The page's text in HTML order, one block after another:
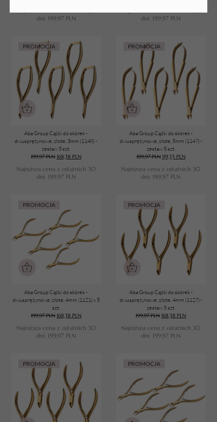
dni: 199,97 PLN
dni: 199,97 PLN
PROMOCJA
Aba Group Cążki do skórek -
dwusprężynowe, złote, 3mm (1148) -
zestaw 5 szt.
199,97PLN 168,38 PLN
Najniższa cena z ostatnich 30
dni: 199,97 PLN
PROMOCJA
Aba Group Cążki do skórek -
dwusprężynowe, złote, 5mm (1147) -
zestaw 5 szt.
199,97PLN 119,33 PLN
Najniższa cena z ostatnich 30
dni: 199,97 PLN
PROMOCJA
Aba Group Cążki do skórek -
dwusprężynowe, złote, 4mm (1121) x 5
szt.
199,97PLN 168,38 PLN
Najniższa cena z ostatnich 30
dni: 199,97 PLN
PROMOCJA
Aba Group Cążki do skórek -
dwusprężynowe, złote, 4mm (1127) -
zestaw 5 szt.
199,97PLN 168,38 PLN
Najniższa cena z ostatnich 30
dni: 199,97 PLN
PROMOCJA PROMOCJA